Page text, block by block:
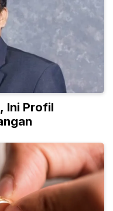
Ini Profil